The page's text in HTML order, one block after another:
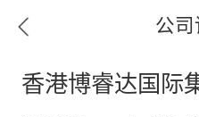
公司
香港博睿达国际